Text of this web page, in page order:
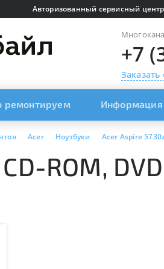
Авторизованный сервисный
+7
ремонтируем Информация
Acer Ноутбуки Acer Aspire
ROM,